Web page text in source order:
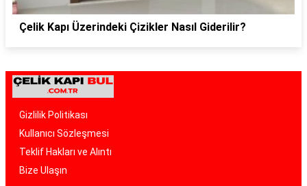
Çelik Kapı Üzerindeki Çizikler Nasıl Giderilir?
Gizlilik Politikası
Kullanıcı Sözleşmesi
Teklif Hakları ve Alıntı
Bize Ulaşın